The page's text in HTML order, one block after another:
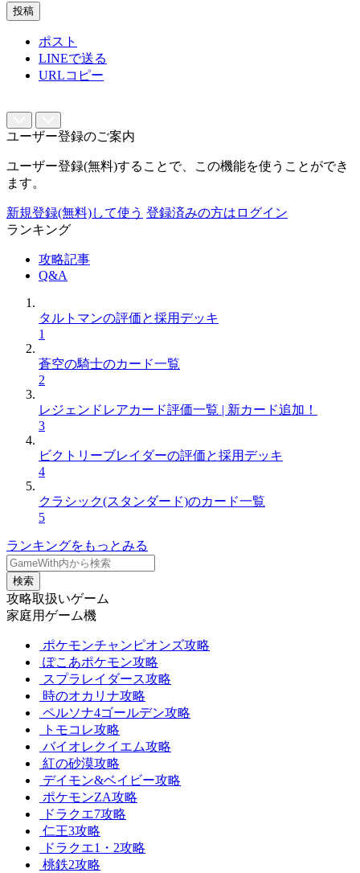
投稿
ポスト
LINEで送る
URLコピー
ユーザー登録のご案内
ユーザー登録(無料)することで、この機能を使うことができ
ます。
新規登録(無料)して使う 登録済みの方はログイン
ランキング
攻略記事
Q&A
タルトマンの評価と採用デッキ
1
蒼空の騎士のカード一覧
2
レジェンドレアカード評価一覧 | 新カード追加！
3
ビクトリーブレイダーの評価と採用デッキ
4
クラシック(スタンダード)のカード一覧
5
ランキングをもっとみる
検索
攻略取扱いゲーム
家庭用ゲーム機
ポケモンチャンピオンズ攻略
ぽこあポケモン攻略
スプラレイダース攻略
時のオカリナ攻略
ペルソナ4ゴールデン攻略
トモコレ攻略
バイオレクイエム攻略
紅の砂漠攻略
デイモン&ベイビー攻略
ポケモンZA攻略
ドラクエ7攻略
仁王3攻略
ドラクエ1・2攻略
桃鉄2攻略